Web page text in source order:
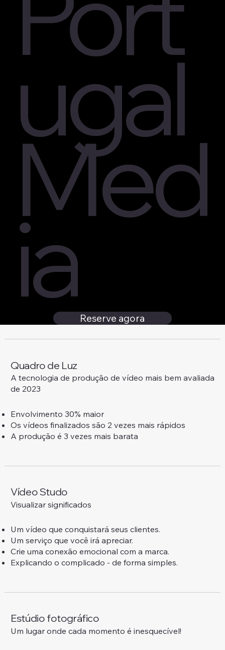
imediatamente.- Escreva um parágrafo de
abertura e um parágrafo de fechamento. Eles
devem ser mais emocionais e menos informativos
do que o texto principal.- Formate o texto.
Comece em uma nova linha para cada frase ou
entre as partes do texto. Não faça nenhum
destaque com cor, espessura de letras, itálico - o
programa de prompter provavelmente não
conseguirá transmitir isso. Use apenas números
se precisar marcar partes do texto. Livre-se de
todos os outros ícones.- Leia o texto em voz alta.
Corrija se algo não for confortável de ler. Trabalhe
na dicção em lugares difíceis.- Leia o texto depois
de algum tempo.- Leia o texto na manhã do dia da
gravação do vídeo.
ugal
Med
ia Reserve agora
Quadro de Luz
A tecnologia de produção de vídeo mais bem avaliada
de 2023
Envolvimento 30% maior
Os vídeos finalizados são 2 vezes mais rápidos
A produção é 3 vezes mais barata
Vídeo Studo
Visualizar significados
Um vídeo que conquistará seus clientes.
Um serviço que você irá apreciar.
Crie uma conexão emocional com a marca.
Explicando o complicado - de forma simples.
Estúdio fotográfico
Um lugar onde cada momento é inesquecível!